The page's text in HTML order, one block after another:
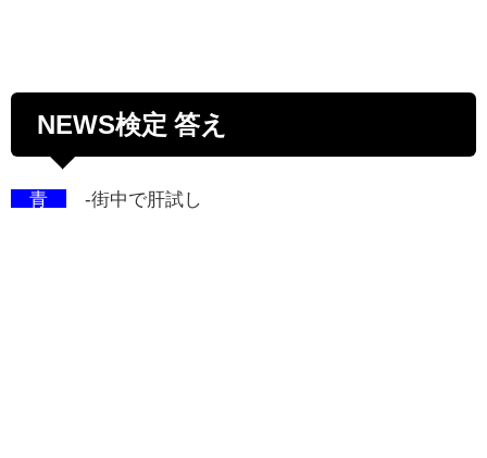
NEWS検定 答え
青 -街中で肝試し